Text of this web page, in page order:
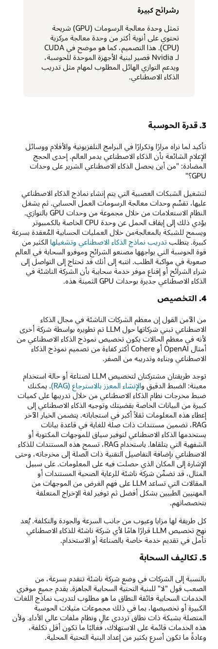
رشرائح كبيرة
تمثل وحدة معالجة الرسومات (GPU) شريحة
تحتوي على أنوية أكثر من وحدة معالجة مركزية
(CPU). هذا التصميم، كما هو موضح في CUDA
لـ Nvidia قصير لبنية الأجهزة الموحدة للحوسبة،
ويدعم التوازي الهائل المطلوب لمهام مثل تدريب
الذكاء الاصطناعي.
3. قدرة الحوسبة
تأكيد لما نراه مرارًا وتكرارًا في البرامج التلفزيونية والأفلام ووسائل
الإعلام الشائعة بأن الذكاء الاصطناعي يدمر العالم. إحدى الحجج
المضادة: "من أين يحصل الذكاء الاصطناعي الشرير على وحدات
GPU؟"
لتشغيل الشبكات العصبية التي يتم إنشاء نماذج الذكاء الاصطناعي
عليها، تقسِّم وحدات معالجة الرسومات العمل الحسابي. ثم يشغل
النظام الاستعلامات من خلال مجموعة من وحدات GPU بالتوازي.
يؤدي ذلك إلى إيقاف الحمل عن وحدة CPU الخاصة بالكمبيوتر
ويسمح للشبكة بالمعالجةمن خلال العمليات الحسابية المُعقدة بسرعة
كبيرة. يتطلب تدريب نماذج الذكاء الاصطناعي وتشغيلها الكثير من
قوة الحوسبة التي يواجهها مصنعو الشرائح وموفرو السحابة في العالم
صعوبة في مواكبة الطلب. انتبه إلى أنك قد تحتاج إلى التواصل إلى
شراء الشرائح أو إقناع موفر خدمة سحابية بأن الشركة الناشئة في
الذكاء الاصطناعي جديرة بوحدات GPU الثمينة هذه.
4. التخصيص
من الآمن القول إن معظم الشركات الناشئة في مجال الذكاء
الاصطناعي تبني شركاتها حول LLM تم تطويره بواسطة شركة أخرى
لأنه في معظم الحالات يكون تخصيص نموذج الذكاء الاصطناعي من
أمثال OpenAI أو Cohere أكثر كفاءة من تصميم نموذج الذكاء
الاصطناعي وبناءه وتدريبه من الصفر.
توجد طريقتان مشتركتان لتخصيص LLM لصناعة أو حالة استخدام
معينة: الضبط الدقيق والإنشاء المعزز بالاسترجاع (RAG)
. يمكنك
ضبط مخرجات نظام الذكاء الاصطناعي من خلال تدريبها على كميات
كبيرة من البيانات الخاصة بقضيتك وتوجيه الذكاء الاصطناعي إلى
إعطاء هذه المعلومات ثقلاً أكبر في استجاباته. يتضمن الخيار الآخر
RAG، تضمين مستندات ذات صلة للغاية في قاعدة بيانات
يستخدمها الذكاء الاصطناعي لتوفير سياق للموجهات المكتوبة أو
الشفهية التي يتلقاها. باستخدام RAG، تسمح هذه المستندات للذكاء
الاصطناعي بإضافة التفاصيل التقنية ذات الصلة إلى مخرجاته، وحتى
الإشارة إلى المكان الذي حصلت فيه على المعلومات. على سبيل
المثال، قد تضمِّن شركة ناشئة للرعاية الصحية المستندات أو
المقالات التي تساعد LLM على فهم الغرض من الموجهات من
المهنيين الطبيين بشكل أفضل ثم توفير لغة الإخراج المتعلقة
بتخصصاتهم.
كل طريقة لها مزايا وعيوب من جانب السرعة والجودة والتكلفة. يُعد
نهج تخصيص LLM قرارًا هامًا لأي شركة ناشئة للذكاء الاصطناعي
تأمل في تقديم خدمة خاصة بالصناعة أو الاستخدام.
5. تكاليف السحابة
بالنسبة إلى الشركات في وضع شركة ناشئة تتقدم بسرعة، من
الصعب قول "لا" للبنية التحتية السحابية الجاهزة. يقدم جميع موفري
الخدمات السحابية فائقة النطاق ما هو مطلوب لتدريب نماذج اللغات
الكبيرة أو تخصيصها، بما في ذلك مجموعات مثيلات الحوسبة
المتصلة بشبكة ذات نطاق ترددي عالٍ ونظام ملفات عالي الأداء. ولأن
هذه الخدمات قائمة على الاستهلاك، فغالبًا ما تكون أقل تكلفة،
وعادةً ما تكون أسرع بكثير من إعداد البنية التحتية المحلية.